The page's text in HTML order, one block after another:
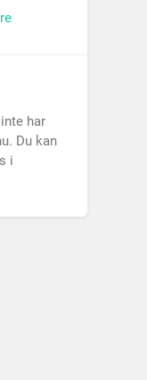
har
Du kan
i